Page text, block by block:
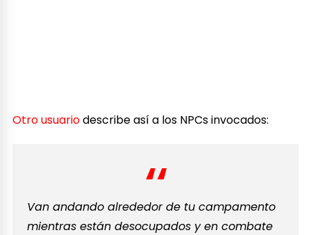
Otro usuariodescribe así a los NPCs invocados:
Van andando alrededor de tu campamento
mientras están desocupados y en combate